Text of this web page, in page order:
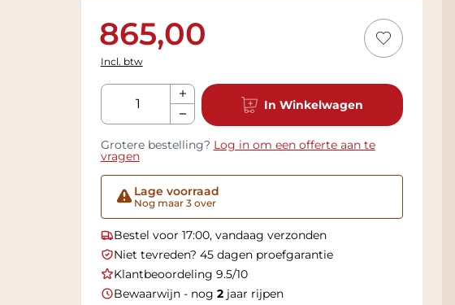
865,00
Incl. btw
Aantal
In Winkelwagen
Grotere bestelling? Log in om een offerte aan te
vragen
Lage voorraad
Nog maar 3 over
Bestel voor 17:00, vandaag verzonden
Niet tevreden? 45 dagen proefgarantie
Klantbeoordeling 9.5/10
Bewaarwijn - nog 2jaar rijpen